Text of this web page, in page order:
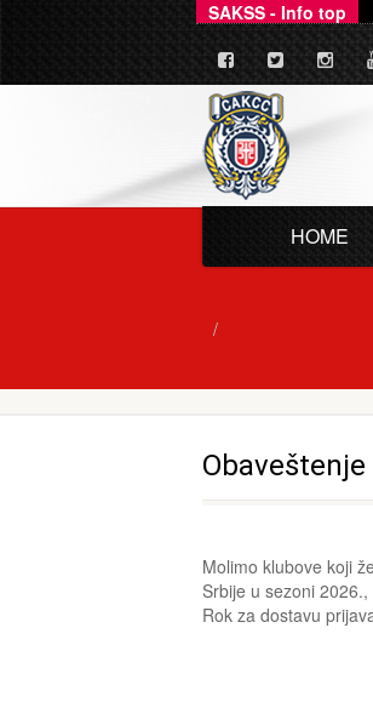
SAKSS - Info top
HOME
Molimo klubove koji
Srbije u sezoni
Rok za dostavu